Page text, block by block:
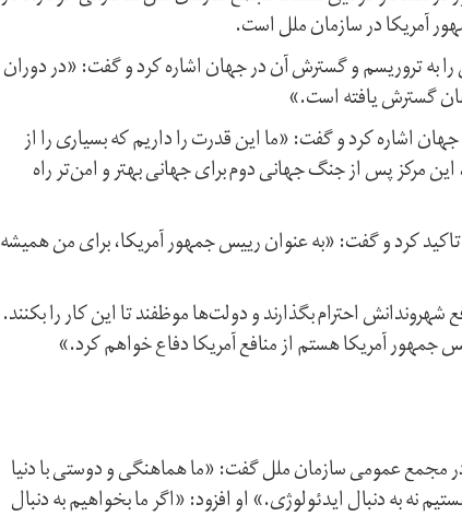
آمریکا در سازمان ملل است.
به تروریسم و گسترش آن در جهان اشاره کرد و گفت: «در دوران
گسترش یافته است.»
اشاره کرد و گفت: «ما این قدرت را داریم که بسیاری را از
مرکز پس از جنگ جهانی دوم برای جهانی بهتر و امن‌تر راه
تاکید کرد و گفت: «به عنوان رییس جمهور آمریکا، برای من همیشه
احترام بگذارند و دولت‌ها موظفند تا این کار را بکنند.
جمهور آمریکا هستم از منافع آمریکا دفاع خواهم کرد.»
مجمع عمومی سازمان ملل گفت: «ما هماهنگی و دوستی با دنیا
نه به دنبال ایدئولوژی.» او افزود: «اگر ما بخواهیم به دنبال